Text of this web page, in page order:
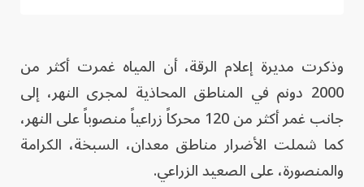
وذكرت مديرة إعلام الرقة، أن المياه غمرت أكثر من
2000 دونم في المناطق المحاذية لمجرى النهر، إلى
جانب غمر أكثر من 120 محركاً زراعياً منصوباً على النهر،
كما شملت الأضرار مناطق معدان، السبخة، الكرامة
والمنصورة، على الصعيد الزراعي.